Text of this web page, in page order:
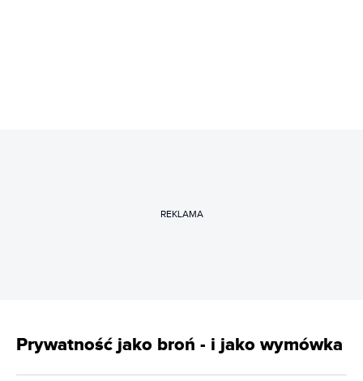
REKLAMA
Prywatność jako broń - i jako wymówka